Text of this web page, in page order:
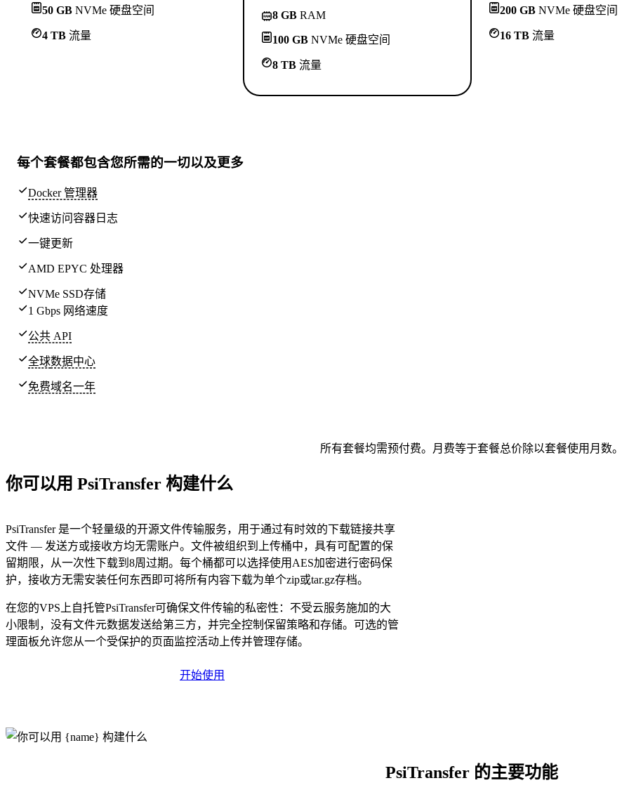
50 GB NVMe 硬盘空间
4 TB 流量
8 GB RAM
100 GB NVMe 硬盘空间
8 TB 流量
200 GB NVMe 硬盘空间
16 TB 流量
每个套餐都包含您所需的一切以及更多
Docker 管理器
快速访问容器日志
一键更新
AMD EPYC 处理器
NVMe SSD存储
1 Gbps 网络速度
公共 API
全球数据中心
免费域名一年
所有套餐均需预付费。月费等于套餐总价除以套餐使用月数。
你可以用 PsiTransfer 构建什么
PsiTransfer 是一个轻量级的开源文件传输服务，用于通过有时效的下载链接共享
文件 — 发送方或接收方均无需账户。文件被组织到上传桶中，具有可配置的保
留期限，从一次性下载到8周过期。每个桶都可以选择使用AES加密进行密码保
护，接收方无需安装任何东西即可将所有内容下载为单个zip或tar.gz存档。
在您的VPS上自托管PsiTransfer可确保文件传输的私密性：不受云服务施加的大
小限制，没有文件元数据发送给第三方，并完全控制保留策略和存储。可选的管
理面板允许您从一个受保护的页面监控活动上传并管理存储。
开始使用
PsiTransfer 的主要功能